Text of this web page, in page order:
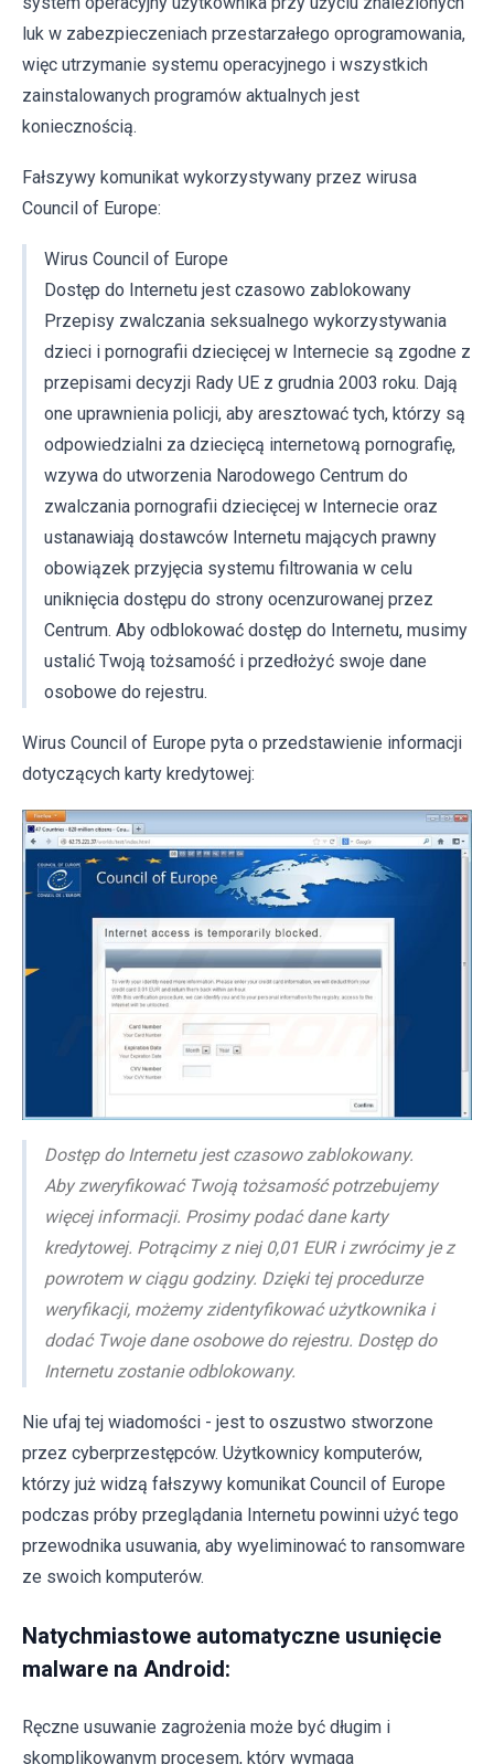
luk w zabezpieczeniach przestarzałego oprogramowania,
więc utrzymanie systemu operacyjnego i wszystkich
zainstalowanych programów aktualnych jest
koniecznością.
Fałszywy komunikat wykorzystywany przez wirusa
Council of Europe:
Wirus Council of Europe
Dostęp do Internetu jest czasowo zablokowany
Przepisy zwalczania seksualnego wykorzystywania
dzieci i pornografii dziecięcej w Internecie są zgodne z
przepisami decyzji Rady UE z grudnia 2003 roku. Dają
one uprawnienia policji, aby aresztować tych, którzy są
odpowiedzialni za dziecięcą internetową pornografię,
wzywa do utworzenia Narodowego Centrum do
zwalczania pornografii dziecięcej w Internecie oraz
ustanawiają dostawców Internetu mających prawny
obowiązek przyjęcia systemu filtrowania w celu
uniknięcia dostępu do strony ocenzurowanej przez
Centrum. Aby odblokować dostęp do Internetu, musimy
ustalić Twoją tożsamość i przedłożyć swoje dane
osobowe do rejestru.
Wirus Council of Europe pyta o przedstawienie informacji
dotyczących karty kredytowej:
Dostęp do Internetu jest czasowo zablokowany.
Aby zweryfikować Twoją tożsamość potrzebujemy
więcej informacji. Prosimy podać dane karty
kredytowej. Potrącimy z niej 0,01 EUR i zwrócimy je z
powrotem w ciągu godziny. Dzięki tej procedurze
weryfikacji, możemy zidentyfikować użytkownika i
dodać Twoje dane osobowe do rejestru. Dostęp do
Internetu zostanie odblokowany.
Nie ufaj tej wiadomości - jest to oszustwo stworzone
przez cyberprzestępców. Użytkownicy komputerów,
którzy już widzą fałszywy komunikat Council of Europe
podczas próby przeglądania Internetu powinni użyć tego
przewodnika usuwania, aby wyeliminować to ransomware
ze swoich komputerów.
Natychmiastowe automatyczne usunięcie
malware na Android:
Ręczne usuwanie zagrożenia może być długim i
skomplikowanym procesem, który wymaga